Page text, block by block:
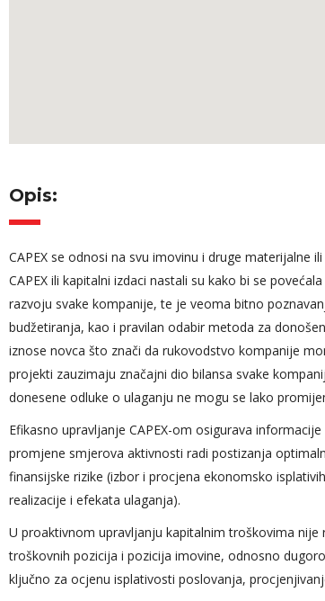
Opis:
CAPEX se odnosi na svu imovinu i druge materijalne
CAPEX ili kapitalni izdaci nastali su kako bi se
razvoju svake kompanije, te je veoma bitno
budžetiranja, kao i pravilan odabir metoda za
iznose novca što znači da rukovodstvo kompanije
projekti zauzimaju značajni dio bilansa svake
donesene odluke o ulaganju ne mogu se lako
Efikasno upravljanje CAPEX-om osigurava
promjene smjerova aktivnosti radi postizanja
finansijske rizike (izbor i procjena ekonomsko
realizacije i efekata ulaganja).
U proaktivnom upravljanju kapitalnim troškovima
troškovnih pozicija i pozicija imovine, odnosno
ključno za ocjenu isplativosti poslovanja,